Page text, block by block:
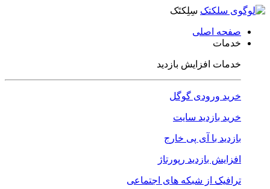
سِلِکتَک
صفحه اصلی
خدمات
خدمات افزایش بازدید
خرید ورودی گوگل
خرید بازدید سایت
بازدید با آی پی خارج
افزایش بازدید رپورتاژ
ترافیک از شبکه های اجتماعی